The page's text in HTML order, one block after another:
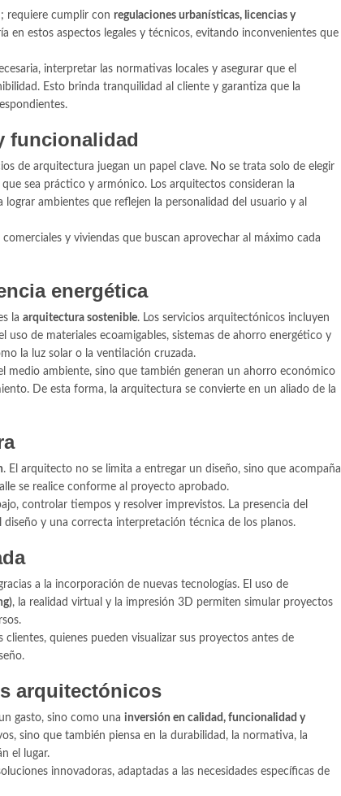
requiere cumplir con regulaciones urbanísticas, licencias y
en estos aspectos legales y técnicos, evitando inconvenientes que
interpretar las normativas locales y asegurar que el
Esto brinda tranquilidad al cliente y garantiza que la
funcionalidad
de arquitectura juegan un papel clave. No se trata solo de elegir
sea práctico y armónico. Los arquitectos consideran la
ambientes que reflejen la personalidad del usuario y al
y viviendas que buscan aprovechar al máximo cada
energética
la arquitectura sostenible. Los servicios arquitectónicos incluyen
de materiales ecoamigables, sistemas de ahorro energético y
la luz solar o la ventilación cruzada.
ambiente, sino que también generan un ahorro económico
De esta forma, la arquitectura se convierte en un aliado de la
. El arquitecto no se limita a entregar un diseño, sino que acompaña
se realice conforme al proyecto aprobado.
controlar tiempos y resolver imprevistos. La presencia del
y una correcta interpretación técnica de los planos.
a la incorporación de nuevas tecnologías. El uso de
, la realidad virtual y la impresión 3D permiten simular proyectos
quienes pueden visualizar sus proyectos antes de
arquitectónicos
gasto, sino como una inversión en calidad, funcionalidad y
sino que también piensa en la durabilidad, la normativa, la
el lugar.
innovadoras, adaptadas a las necesidades específicas de